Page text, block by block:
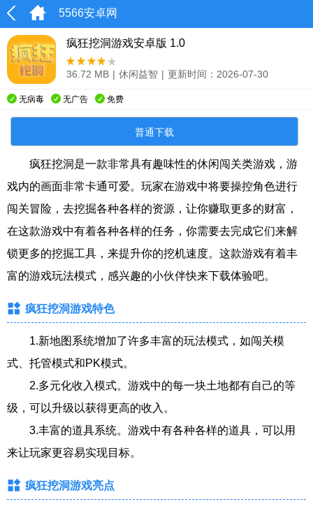
5566安卓网
疯狂挖洞游戏安卓版 1.0
36.72 MB | 休闲益智 | 更新时间：2026-07-30
无病毒 无广告 免费
普通下载
疯狂挖洞是一款非常具有趣味性的休闲闯关类游戏，游
戏内的画面非常卡通可爱。玩家在游戏中将要操控角色进行
闯关冒险，去挖掘各种各样的资源，让你赚取更多的财富，
在这款游戏中有着各种各样的任务，你需要去完成它们来解
锁更多的挖掘工具，来提升你的挖机速度。这款游戏有着丰
富的游戏玩法模式，感兴趣的小伙伴快来下载体验吧。
疯狂挖洞游戏特色
1.新地图系统增加了许多丰富的玩法模式，如闯关模
式、托管模式和PK模式。
2.多元化收入模式。游戏中的每一块土地都有自己的等
级，可以升级以获得更高的收入。
3.丰富的道具系统。游戏中有各种各样的道具，可以用
来让玩家更容易实现目标。
疯狂挖洞游戏亮点